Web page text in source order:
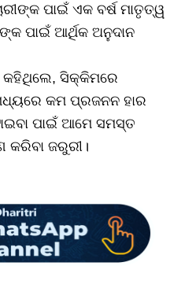
ପାଇଁ ଏକ ବର୍ଷ ମାତୃତ୍ୱ
ପାଇଁ ଆର୍ଥିକ ଅନୁଦାନ
କହିଥିଲେ, ସିକ୍କିମରେ
କମ ପ୍ରଜନନ ହାର
ପାଇଁ ଆମେ ସମସ୍ତ
ଜରୁରୀ।